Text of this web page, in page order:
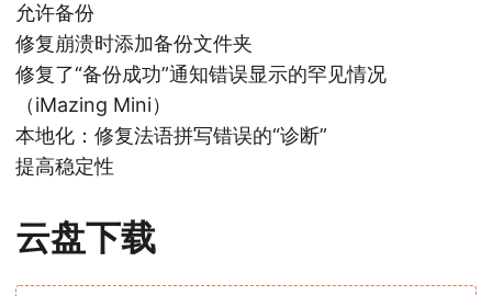
允许备份
修复崩溃时添加备份文件夹
修复了“备份成功”通知错误显示的罕见情况
（iMazing Mini）
本地化：修复法语拼写错误的“诊断”
提高稳定性
云盘下载